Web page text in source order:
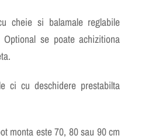
cheie si balamale reglabile
se poate achizitiona
ci cu deschidere prestabilta
monta este 70, 80 sau 90 cm